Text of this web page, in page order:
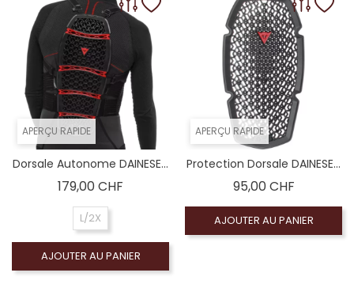
APERÇU RAPIDE
Dorsale Autonome DAINESE...
179,00 CHF
L/2X
AJOUTER AU PANIER
APERÇU RAPIDE
Protection Dorsale DAINESE...
95,00 CHFPrix
AJOUTER AU PANIER